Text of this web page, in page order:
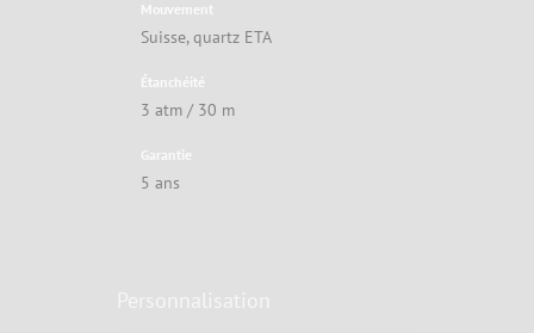
Mouvement
Suisse, quartz ETA
Étanchéité
3 atm / 30 m
Garantie
5 ans